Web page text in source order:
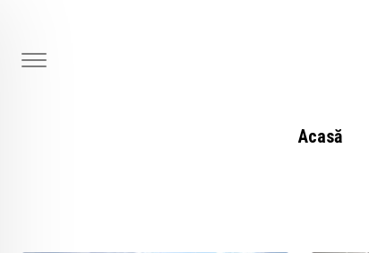
content
Acasă